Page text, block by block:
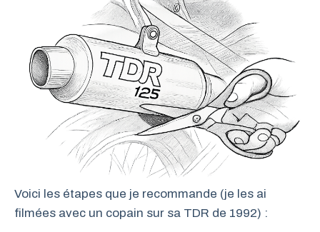
Voici les étapes que je recommande (je les ai
filmées avec un copain sur sa TDR de 1992) :